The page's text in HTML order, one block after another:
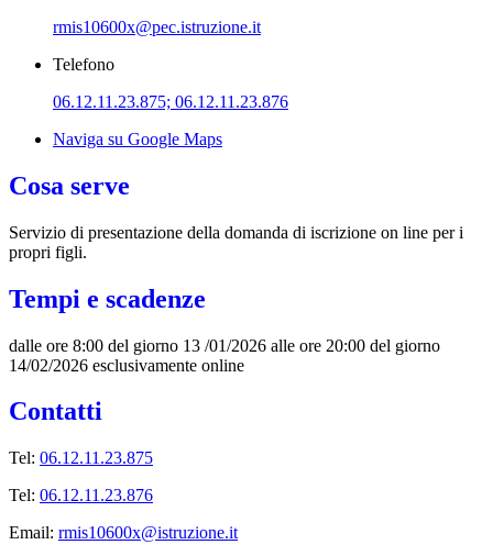
rmis10600x@pec.istruzione.it
Telefono
06.12.11.23.875; 06.12.11.23.876
Naviga su Google Maps
Cosa serve
Servizio di presentazione della domanda di iscrizione on line per i
propri figli.
Tempi e scadenze
dalle ore 8:00 del giorno 13 /01/2026 alle ore 20:00 del giorno
14/02/2026 esclusivamente online
Contatti
Tel: 06.12.11.23.875
Tel: 06.12.11.23.876
Email: rmis10600x@istruzione.it